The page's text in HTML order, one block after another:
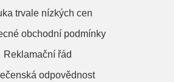
trvale nízkých cen
obchodní podmínky
Reklamační řád
odpovědnost